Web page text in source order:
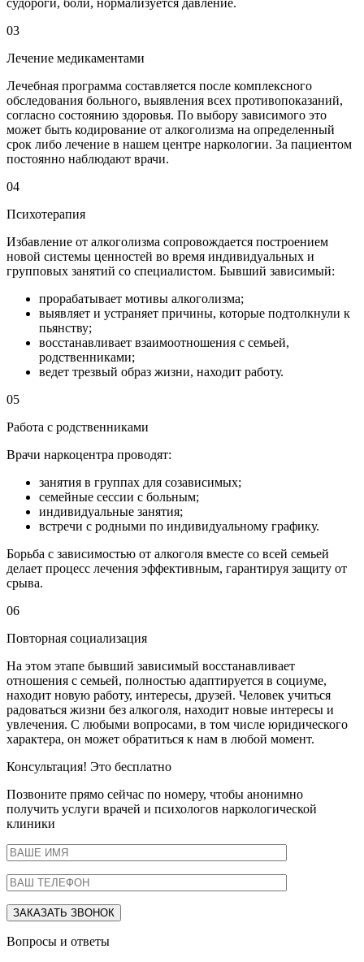
судороги, боли, нормализуется давление.
03
Лечение медикаментами
Лечебная программа составляется после комплексного
обследования больного, выявления всех противопоказаний,
согласно состоянию здоровья. По выбору зависимого это
может быть кодирование от алкоголизма на определенный
срок либо лечение в нашем центре наркологии. За пациентом
постоянно наблюдают врачи.
04
Психотерапия
Избавление от алкоголизма сопровождается построением
новой системы ценностей во время индивидуальных и
групповых занятий со специалистом. Бывший зависимый:
прорабатывает мотивы алкоголизма;
выявляет и устраняет причины, которые подтолкнули к
пьянству;
восстанавливает взаимоотношения с семьей,
родственниками;
ведет трезвый образ жизни, находит работу.
05
Работа с родственниками
Врачи наркоцентра проводят:
занятия в группах для созависимых;
семейные сессии с больным;
индивидуальные занятия;
встречи с родными по индивидуальному графику.
Борьба с зависимостью от алкоголя вместе со всей семьей
делает процесс лечения эффективным, гарантируя защиту от
срыва.
06
Повторная социализация
На этом этапе бывший зависимый восстанавливает
отношения с семьей, полностью адаптируется в социуме,
находит новую работу, интересы, друзей. Человек учиться
радоваться жизни без алкоголя, находит новые интересы и
увлечения. С любыми вопросами, в том числе юридического
характера, он может обратиться к нам в любой момент.
Консультация! Это бесплатно
Позвоните прямо сейчас по номеру, чтобы анонимно
получить услуги врачей и психологов наркологической
клиники
Вопросы и ответы